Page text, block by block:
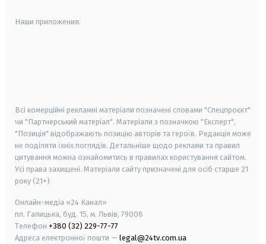
Наши приложения:
Всі комерційні рекламні матеріали позначені словами "Спецпроєкт"
чи "Партнерський матеріал". Матеріали з позначкою "Експерт",
"Позиція" відображають позицію авторів та героїв. Редакція може
не поділяти їхніх поглядів. Детальніше щодо реклами та правил
цитування можна ознайомитись в правилах користування сайтом.
Усі права захищені. Матеріали сайту призначені для осіб старше 21
року (21+)
Онлайн-медіа «24 Канал»
пл. Галицька, буд. 15, м. Львів, 79008
Телефон +380 (32) 229-77-77
Адреса електронної пошти — legal@24tv.com.ua